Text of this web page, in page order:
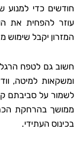
חודשים כדי למנוע
עוזר להפחית את
המזרון יקבל שימוש
חשוב גם לטפח
ומשקאות למיטה,
לשמור על סביבתם
ממושך בהרחקת
בכינוס העתידי.